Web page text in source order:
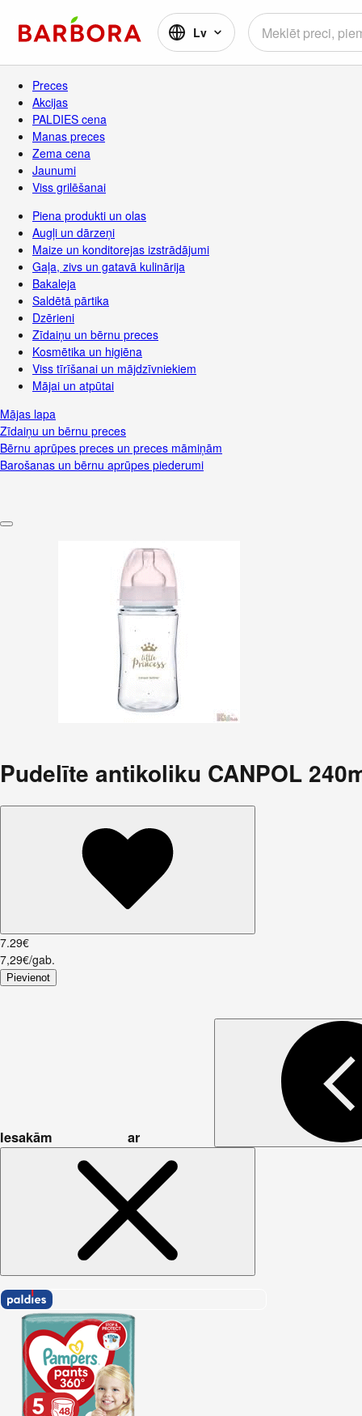
Lv
Preces
Akcijas
PALDIES cena
Manas preces
Zema cena
Jaunumi
Viss grilēšanai
Piena produkti un olas
Augļi un dārzeņi
Maize un konditorejas izstrādājumi
Gaļa, zivs un gatavā kulinārija
Bakaleja
Saldētā pārtika
Dzērieni
Zīdaiņu un bērnu preces
Kosmētika un higiēna
Viss tīrīšanai un mājdzīvniekiem
Mājai un atpūtai
Mājas lapa
Zīdaiņu un bērnu preces
Bērnu aprūpes preces un preces māmiņām
Barošanas un bērnu aprūpes piederumi
Pudelīte antikoliku CANPOL
7.29€
7,29€/gab.
Pievienot
Iesakām ar